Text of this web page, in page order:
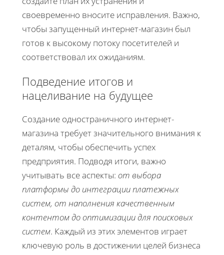
своевременно вносите исправления. Важно,
чтобы запущенный интернет-магазин был
готов к высокому потоку посетителей и
соответствовал их ожиданиям.
Подведение итогов и
нацеливание на будущее
Создание одностраничного интернет-
магазина требует значительного внимания к
деталям, чтобы обеспечить успех
предприятия. Подводя итоги, важно
учитывать все аспекты: от выбора
платформы до интеграции платежных
систем, от наполнения качественным
контентом до оптимизации для поисковых
систем. Каждый из этих элементов играет
ключевую роль в достижении целей бизнеса